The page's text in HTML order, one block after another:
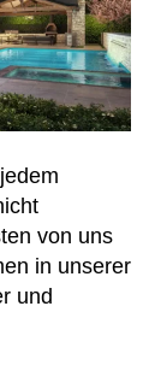
von uns
in unserer
und